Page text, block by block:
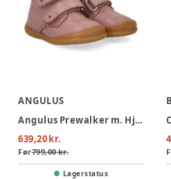
ANGULUS
Angulus Prewalker m. Hjerter - Faded Rose
639,20 kr.
Før799,00 kr.
Lagerstatus